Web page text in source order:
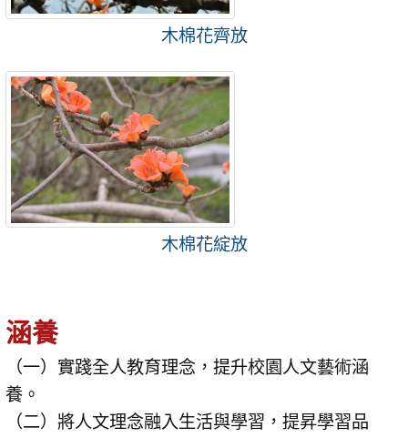
木棉花齊放
木棉花綻放
涵養
（一）實踐全人教育理念，提升校園人文藝術涵
養。
（二）將人文理念融入生活與學習，提昇學習品